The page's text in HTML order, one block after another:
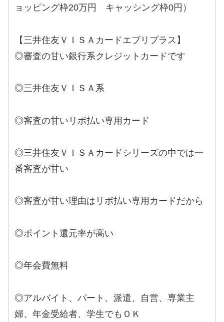
ョッピング枠20万円 キャッシング枠0円）
【三井住友ＶＩＳＡカードエブリプラス】
◎審査の甘い銀行系クレジットカードです
◎三井住友ＶＩＳＡ系
◎審査の甘いリボ払い専用カード
◎三井住友ＶＩＳＡカードシリーズの中では一
番審査が甘い
◎審査が甘い理由はリボ払い専用カードだから
◎ポイント還元率が高い
◎年会費無料
◎アルバイト、パート、派遣、自営、専業主
婦、年金受給者、学生でもＯＫ